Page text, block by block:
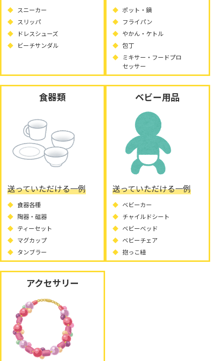
スニーカー
スリッパ
ドレスシューズ
ビーチサンダル
ポット・鍋
フライパン
やかん・ケトル
包丁
ミキサー・フードプロ
セッサー
食器類
送っていただける一例
食器各種
陶器・磁器
ティーセット
マグカップ
タンブラー
ベビー用品
送っていただける一例
ベビーカー
チャイルドシート
ベビーベッド
ベビーチェア
抱っこ紐
アクセサリー